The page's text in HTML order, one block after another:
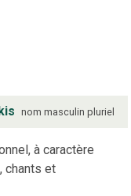
nom masculin pluriel
à caractère
chants et